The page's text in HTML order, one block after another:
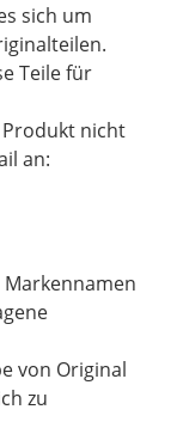
sich um
Teile für
nicht
an:
von Original
zu